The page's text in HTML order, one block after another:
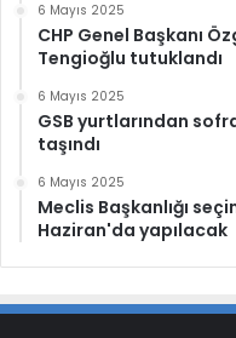
6 Mayıs 2025
CHP Genel Başkanı
Tengioğlu tutuklandı
6 Mayıs 2025
GSB yurtlarından
taşındı
6 Mayıs 2025
Meclis Başkanlığı
Haziran'da yapılacak